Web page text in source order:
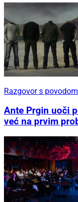
Razgovor s povodom
Ante Prgin uoči
već na prvim